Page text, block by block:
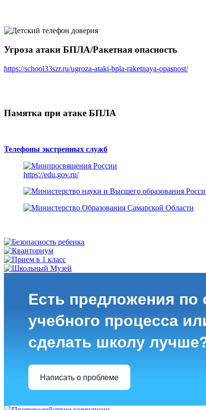
Угроза атаки БПЛА/Ракетная опасность
https://school33szr.ru/ugroza-ataki-bpla-raketnaya-opasnost/
Памятка при атаке БПЛА
Телефоны экстренных служб
https://edu.gov.ru/
Есть предложения по
учебного процесса
сделать школу
Написать о проблеме